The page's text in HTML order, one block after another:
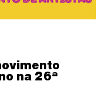
na 26ª